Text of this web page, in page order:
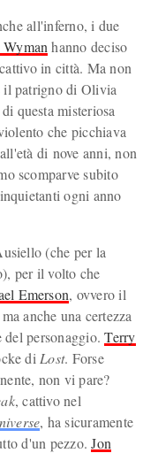
all'inferno, i due
hanno deciso
in città. Ma non
il patrigno di Olivia
questa misteriosa
che picchiava
di nove anni, non
scomparve subito
ogni anno
(che per la
per il volto che
Emerson, ovvero il
anche una certezza
del personaggio.Terry
di Lost. Forse
non vi pare?
, cattivo nel
, ha sicuramente
d'un pezzo.Jon